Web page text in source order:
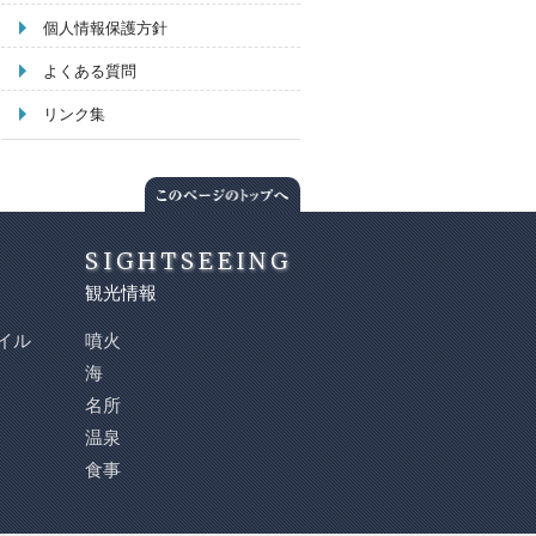
個人情報保護方針
よくある質問
リンク集
ル
SIGHTSEEING
観光情報
噴火
海
名所
温泉
食事